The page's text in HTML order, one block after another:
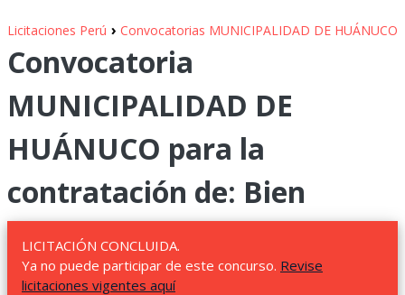
Licitaciones Perú › Convocatorias MUNICIPALIDAD DE HUÁNUCO
Convocatoria
MUNICIPALIDAD DE
HUÁNUCO para la
contratación de: Bien
LICITACIÓN CONCLUIDA.
Ya no puede participar de este concurso. Revise
licitaciones vigentes aquí